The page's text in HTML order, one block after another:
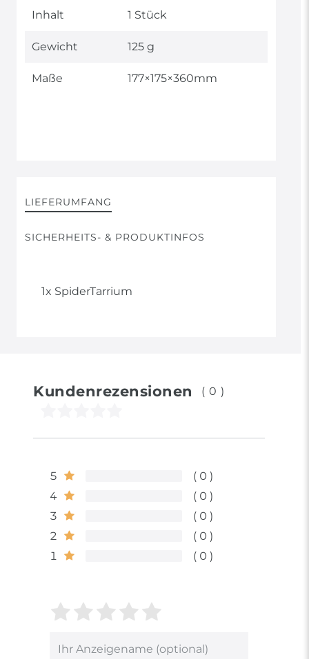
Inhalt 1 Stück
Gewicht 125 g
Maße 177×175×360mm
LIEFERUMFANG
SICHERHEITS- & PRODUKTINFOS
1x SpiderTarrium
Kundenrezensionen (0)
5
0
4
0
3
0
2
0
1
0
Bewertungssterne
von
4
von
3
2
von
1
von